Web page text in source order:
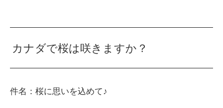
カナダで桜は咲きますか？
件名：桜に思いを込めて♪